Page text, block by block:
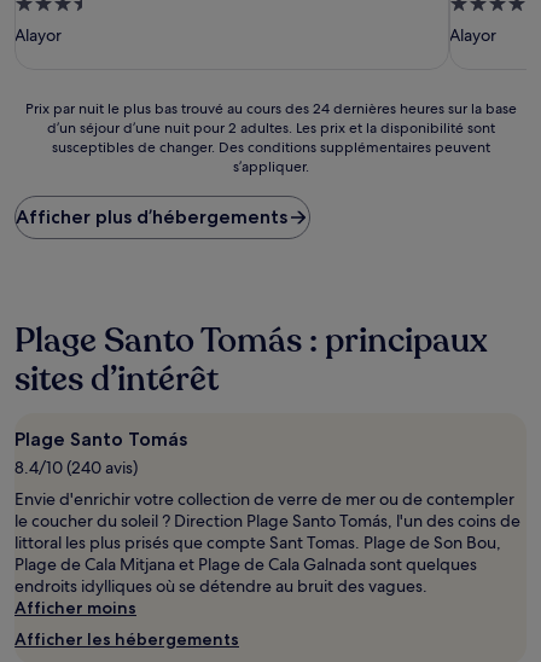
3.5 étoiles
Alayor
4.0 étoiles
Alayor
Prix
plus
bas
trouvé
24 dernières
heures
sur
la
d’un
séjour
d’une
nuit
pour
2 adultes.
Les
prix
et
la
disponibilité
Prix par nuit le plus bas trouvé au cours des 24 dernières heures sur la base
d’un séjour d’une nuit pour 2 adultes. Les prix et la disponibilité sont
susceptibles de changer. Des conditions supplémentaires peuvent
s’appliquer.
Afficher plus d’hébergements
Plage Santo Tomás : principaux
sites d’intérêt
Plage Santo Tomás
8.4/10 (240 avis)
Envie d'enrichir votre collection de verre de mer ou de contempler
le coucher du soleil ? Direction Plage Santo Tomás, l'un des coins de
littoral les plus prisés que compte Sant Tomas. Plage de Son Bou,
Plage de Cala Mitjana et Plage de Cala Galnada sont quelques
endroits idylliques où se détendre au bruit des vagues.
Afficher moins
Afficher les hébergements